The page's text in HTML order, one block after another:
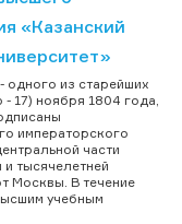
«Казанский
одного из старейших
17) ноября 1804 года,
императорского
части
тысячелетней
Москвы. В течение
учебным